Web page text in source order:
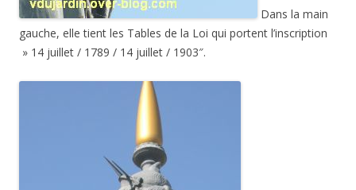
Dans la main
gauche, elle tient les Tables de la Loi qui portent l’inscription
» 14 juillet / 1789 / 14 juillet / 1903″.